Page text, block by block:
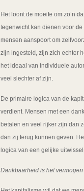
Het loont de moeite om zo’n
tegenwicht kan dienen voor
mensen aanspoort om
zijn ingesteld, zijn zich echter
het ideaal van individuele
veel slechter af zijn.
De primaire logica van de
verdient. Mensen met een
betalen en veel rijker zijn dan
dan zij terug kunnen geven.
logica van een gelijke
Dankbaarheid is het